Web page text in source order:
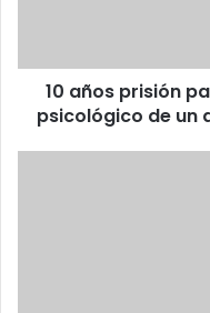
psicológico
10 años prisión
psicológico de un